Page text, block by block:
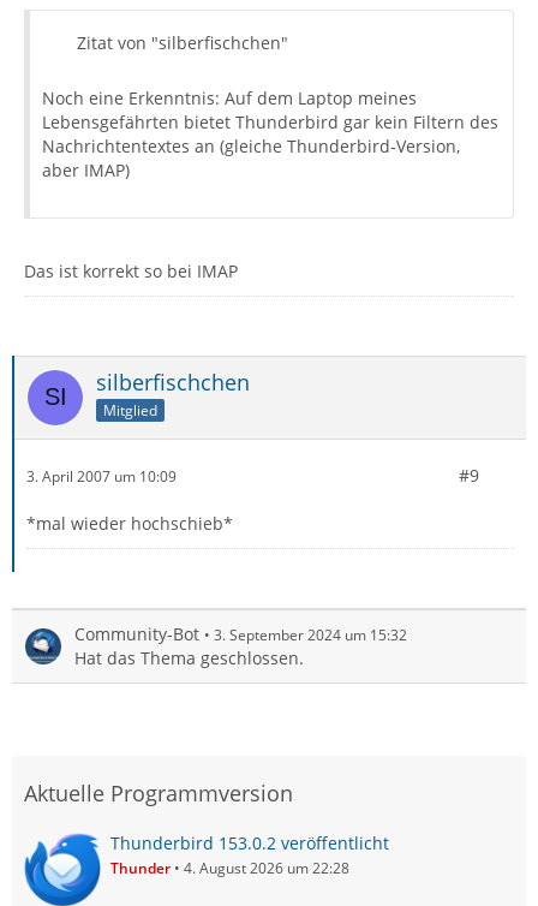
Zitat von "silberfischchen"
Noch eine Erkenntnis: Auf dem Laptop meines
Lebensgefährten bietet Thunderbird gar kein Filtern des
Nachrichtentextes an (gleiche Thunderbird-Version,
aber IMAP)
Das ist korrekt so bei IMAP
silberfischchen
Mitglied
3. April 2007 um 10:09 #9
*mal wieder hochschieb*
Community-Bot 3. September 2024 um 15:32
Hat das Thema geschlossen.
Aktuelle Programmversion
Thunderbird 153.0.2 veröffentlicht
Thunder 4. August 2026 um 22:28